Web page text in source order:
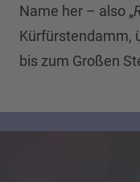
Name her – also „
Kürfürstendamm,
bis zum Großen